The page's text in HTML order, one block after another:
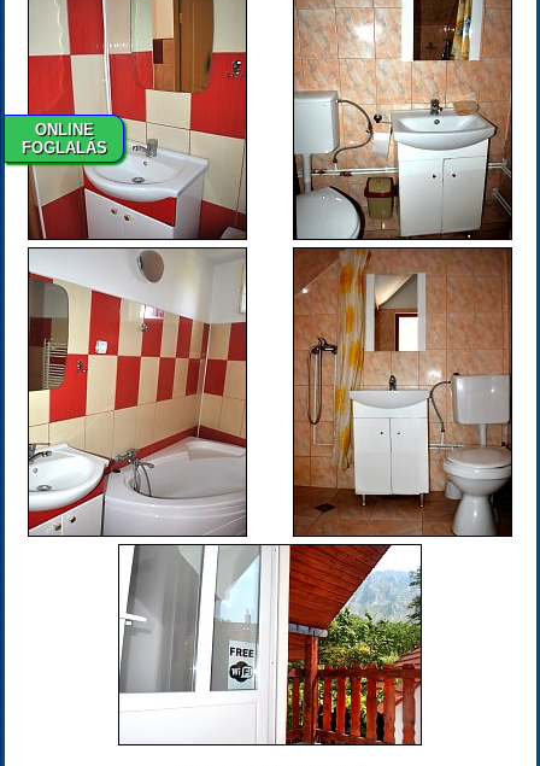
ONLINE
FOGLALÁS